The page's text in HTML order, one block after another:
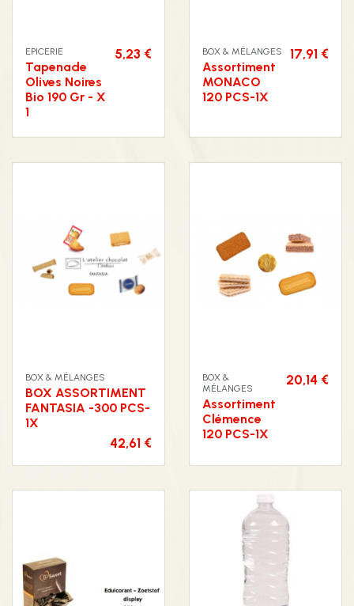
EPICERIE
Tapenade
Olives Noires
Bio 190 Gr - X
1
5,23 € BOX & MÉLANGES
Assortiment
MONACO
120 PCS-1X
17,91 €
BOX & MÉLANGES
BOX ASSORTIMENT
FANTASIA -300 PCS-
1X
42,61 €
BOX &
MÉLANGES
Assortiment
Clémence
120 PCS-1X
20,14 €